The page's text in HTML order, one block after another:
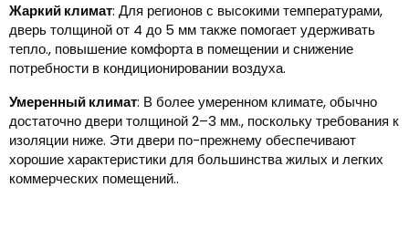
Жаркий климат: Для регионов с высокими температурами,
дверь толщиной от 4 до 5 мм также помогает удерживать
тепло., повышение комфорта в помещении и снижение
потребности в кондиционировании воздуха.
Умеренный климат: В более умеренном климате, обычно
достаточно двери толщиной 2–3 мм., поскольку требования к
изоляции ниже. Эти двери по-прежнему обеспечивают
хорошие характеристики для большинства жилых и легких
коммерческих помещений..